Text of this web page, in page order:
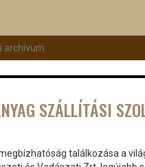
archívum
SZÁLLÍTÁSI
találkozása a